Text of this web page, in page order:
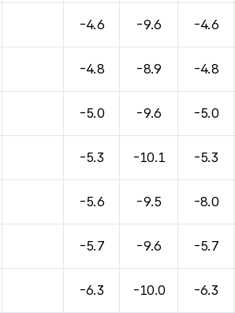
-4.6 -9.6 -4.6
-4.8 -8.9 -4.8
-5.0 -9.6 -5.0
-5.3 -10.1 -5.3
-5.6 -9.5 -8.0
-5.7 -9.6 -5.7
-6.3 -10.0 -6.3